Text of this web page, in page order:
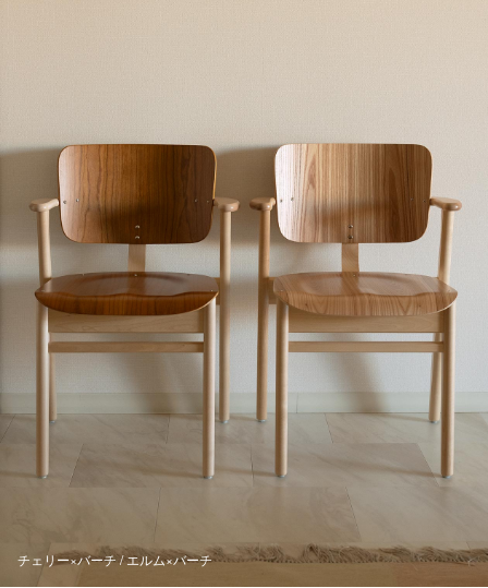
チェリー×バーチ / エルム×バーチ